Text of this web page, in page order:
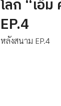
โลก “เอ็
EP.4
หลังสนาม EP.4